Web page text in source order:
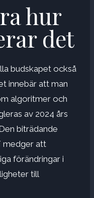
hur
det
budskapet också
innebär att man
algoritmer och
av 2024 års
biträdande
medger att
förändringar i
till